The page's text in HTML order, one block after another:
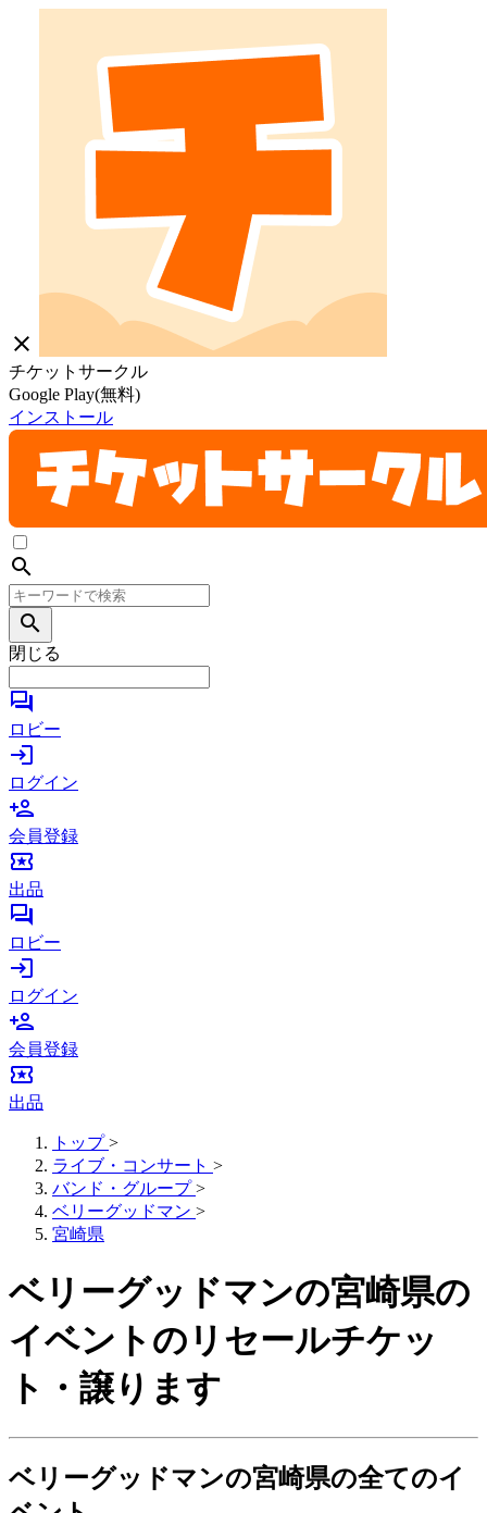
close
チケットサークル
Google Play(無料)
インストール
search
search
閉じる
forum
ロビー
login
ログイン
person_add
会員登録
local_activity
出品
forum
ロビー
login
ログイン
person_add
会員登録
local_activity
出品
トップ >
ライブ・コンサート >
バンド・グループ >
ベリーグッドマン >
宮崎県
ベリーグッドマンの宮崎県の
イベントのリセールチケッ
ト・譲ります
ベリーグッドマンの宮崎県の全てのイ